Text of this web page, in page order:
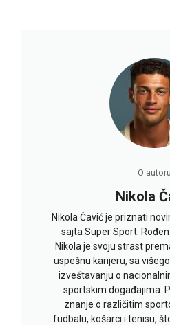
O autoru
Nikola
Nikola Čavić je priznati
sajta Super Sport.
Nikola je svoju strast
uspešnu karijeru, sa
izveštavanju o
sportskim događajima.
znanje o različitim
fudbalu, košarci i tenisu,